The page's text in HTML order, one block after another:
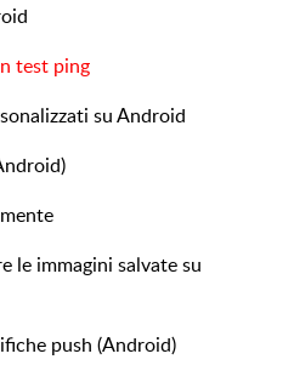
test ping
su Android
le immagini salvate su
push (Android)